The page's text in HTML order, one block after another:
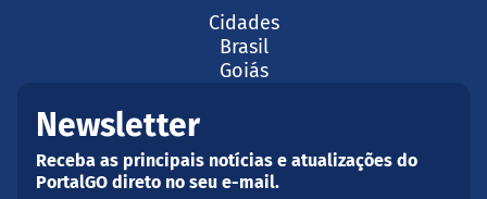
Cidades
Brasil
Goiás
Newsletter
Receba as principais notícias e atualizações do
PortalGO direto no seu e-mail.